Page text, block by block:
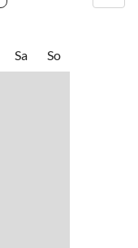
Sa So